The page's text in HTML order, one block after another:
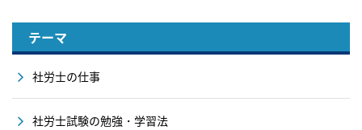
テーマ
社労士の仕事
社労士試験の勉強・学習法